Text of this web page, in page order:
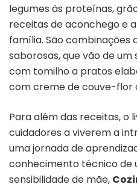
legumes às proteínas,
receitas de aconchego e
família. São combinações
saborosas, que vão de
com tomilho a pratos
com creme de couve-flor
Para além das receitas, o
cuidadores a viverem a
uma jornada de
conhecimento técnico de
sensibilidade de mãe,